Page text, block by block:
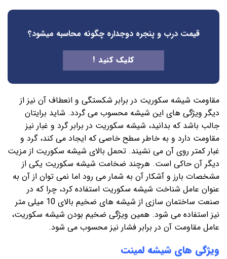
قیمت درب و پنجره دوجداره چگونه محاسبه میشود؟
کلیک کنید !
مقاومت شیشه سکوریت در برابر شکستگی و انعطاف آن نیز از
دیگر ویژگی های این شیشه محسوب می گردد. شاید برایتان
جالب باشد که بدانید، شیشه سکوریت در برابر گرد و غبار نیز
مقاومت دارد و به خاطر سطح خاصی که ایجاد می کند، گرد و
غبار کمتر روی آن می نشیند. تحمل بالای شیشه سکوریت از مزیت
دیگر آن حاکی است. هرچند ضخامت شیشه سکوریت یکی از
مشخصات بارز و آشکار آن به شمار می رود اما نمی توان از آن به
عنوان عامل شناخت شیشه سکوریت استفاده کرد، چرا که در
صنعت ساختمان سازی از شیشه های ضخیم بالای 10 میلی متر
نیز استفاده می شود. همین ویژگی ضخیم بودن شیشه سکوریت،
عامل مقاومت آن در برابر فشار نیز محسوب می شود.
ویژگی های شیشه لمینت